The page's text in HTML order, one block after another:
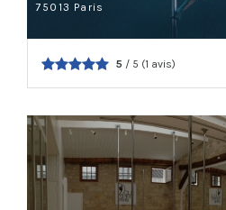
75013 Paris
5 / 5 (1 avis)